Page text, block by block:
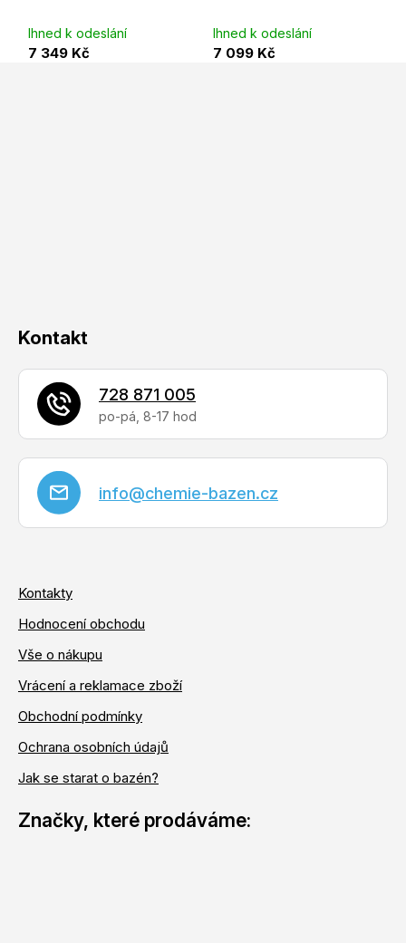
Ihned k odeslání
7 349 Kč
Ihned k odeslání
7 099 Kč
Kontakt
info@chemie-bazen.cz
728 871 005
Kontakty
Hodnocení obchodu
Vše o nákupu
Vrácení a reklamace zboží
Obchodní podmínky
Ochrana osobních údajů
Jak se starat o bazén?